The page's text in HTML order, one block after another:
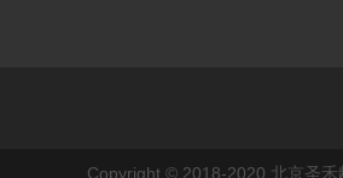
Copyright © 2018-2020 北京圣